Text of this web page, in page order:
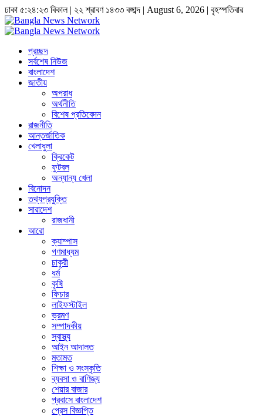
ঢাকা ৫:২৪:২৩ বিকাল| ২২ শ্রাবণ ১৪৩৩ বঙ্গাব্দ | August 6, 2026 | বৃহস্পতিবার
প্রচ্ছদ
সর্বশেষ নিউজ
বাংলাদেশ
জাতীয়
অপরাধ
অর্থনীতি
বিশেষ প্রতিবেদন
রাজনীতি
আন্তর্জাতিক
খেলাধুলা
ক্রিকেট
ফুটবল
অন্যান্য খেলা
বিনোদন
তথ্যপ্রযুক্তি
সারাদেশ
রাজধানী
আরো
ক্যাম্পাস
গণমাধ্যম
চাকুরী
ধর্ম
কৃষি
ফিচার
লাইফস্টাইল
ভ্রমণ
সম্পাদকীয়
স্বাস্থ্য
আইন আদালত
মতামত
শিক্ষা ও সংস্কৃতি
ব্যবসা ও বাণিজ্য
শেয়ার বাজার
প্রবাসে বাংলাদেশ
প্রেস বিজ্ঞপ্তি